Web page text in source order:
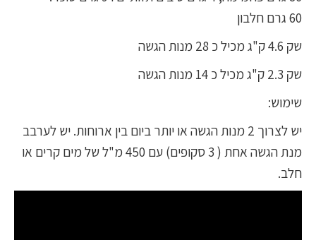
60 גרם חלבון
שק 4.6 ק"ג מכיל כ 28 מנות הגשה
שק 2.3 ק"ג מכיל כ 14 מנות הגשה
שימוש:
יש לצרוך 2 מנות הגשה או יותר ביום בין ארוחות. יש לערבב
מנת הגשה אחת ( 3 סקופים) עם 450 מ"ל של מים קרים או
חלב.